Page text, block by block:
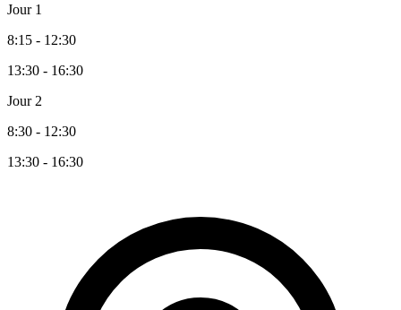
Jour 1
8:15 - 12:30
13:30 - 16:30
Jour 2
8:30 - 12:30
13:30 - 16:30